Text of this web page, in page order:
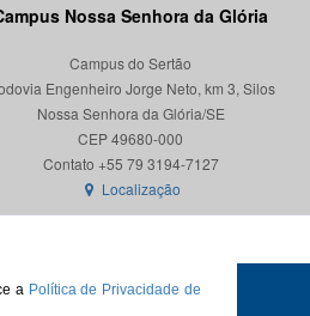
a Política de Privacidade de
Nossa Senhora da Glória
Campus do Sertão
Engenheiro Jorge Neto, km 3, Silos
Nossa Senhora da Glória/SE
CEP 49680-000
Contato +55 79 3194-7127
Localização